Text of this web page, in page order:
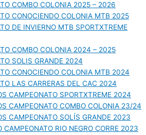
COMBO COLONIA 2025 – 2026
CONOCIENDO COLONIA MTB 2025
DE INVIERNO MTB SPORTXTREME
COMBO COLONIA 2024 – 2025
SOLIS GRANDE 2024
CONOCIENDO COLONIA MTB 2024
LAS CARRERAS DEL CAC 2024
CAMPEONATO SPORTXTREME 2024
CAMPEONATO COMBO COLONIA 23/24
CAMPEONATO SOLÍS GRANDE 2023
CAMPEONATO RIO NEGRO CORRE 2023